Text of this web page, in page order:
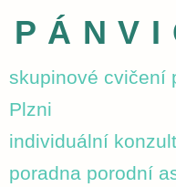
skupinové cvičení
Plzni
individuální
poradna porodní